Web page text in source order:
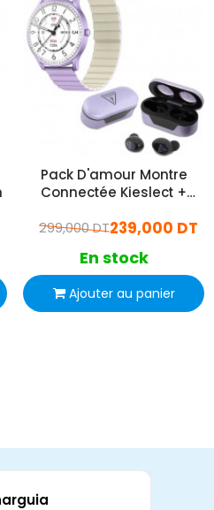
Pack D'amour Montre
Connectée Kieslect +
Violet
239,000 DT
299,000 DT
En stock
Ajouter au panier